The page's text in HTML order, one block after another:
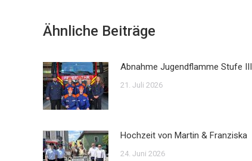
Ähnliche Beiträge
Abnahme Jugendflamme Stufe III
21. Juli 2026
Hochzeit von Martin & Franziska
24. Juni 2026